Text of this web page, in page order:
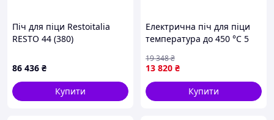
Піч для піци Restoitalia
RESTO 44 (380)
86 436 ₴
Купити
Електрична піч для піци
температура до 450 °C 5
10542
13 820 ₴
19 348₴
Купити